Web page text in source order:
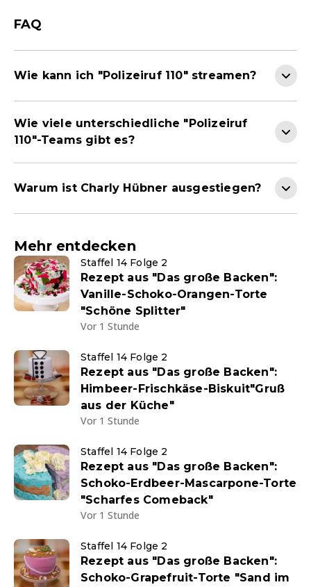
FAQ
Wie kann ich "Polizeiruf 110" streamen?
Wie viele unterschiedliche "Polizeiruf
110"-Teams gibt es?
Warum ist Charly Hübner ausgestiegen?
Mehr entdecken
Staffel 14 Folge 2
Rezept aus "Das große Backen":
Vanille-Schoko-Orangen-Torte
"Schöne Splitter"
Vor 1 Stunde
Staffel 14 Folge 2
Rezept aus "Das große Backen":
Himbeer-Frischkäse-Biskuit"Gruß
aus der Küche"
Vor 1 Stunde
Staffel 14 Folge 2
Rezept aus "Das große Backen":
Schoko-Erdbeer-Mascarpone-Torte
"Scharfes Comeback"
Vor 1 Stunde
Staffel 14 Folge 2
Rezept aus "Das große Backen":
Schoko-Grapefruit-Torte "Sand im